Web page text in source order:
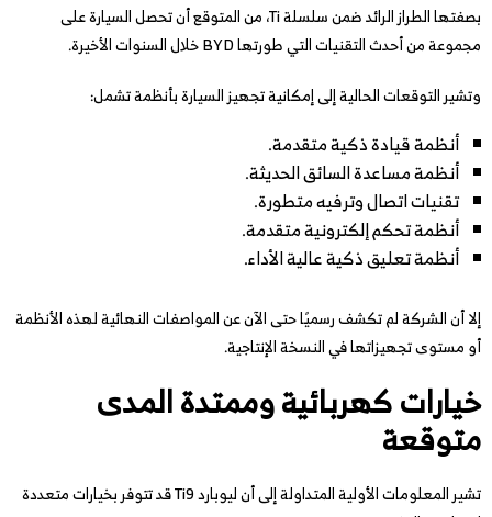
بصفتها الطراز الرائد ضمن سلسلة Ti، من المتوقع أن تحصل السيارة على
مجموعة من أحدث التقنيات التي طورتها BYD خلال السنوات الأخيرة.
وتشير التوقعات الحالية إلى إمكانية تجهيز السيارة بأنظمة تشمل:
أنظمة قيادة ذكية متقدمة.
أنظمة مساعدة السائق الحديثة.
تقنيات اتصال وترفيه متطورة.
أنظمة تحكم إلكترونية متقدمة.
أنظمة تعليق ذكية عالية الأداء.
إلا أن الشركة لم تكشف رسميًا حتى الآن عن المواصفات النهائية لهذه الأنظمة
أو مستوى تجهيزاتها في النسخة الإنتاجية.
خيارات كهربائية وممتدة المدى
متوقعة
تشير المعلومات الأولية المتداولة إلى أن ليوبارد Ti9 قد تتوفر بخيارات متعددة